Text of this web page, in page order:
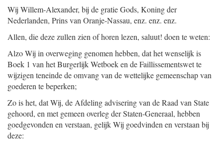
Wij Willem-Alexander, bij de gratie Gods, Koning der
Nederlanden, Prins van Oranje-Nassau, enz. enz. enz.
Allen, die deze zullen zien of horen lezen, saluut! doen te weten:
Alzo Wij in overweging genomen hebben, dat het wenselijk is
Boek 1 van het Burgerlijk Wetboek en de Faillissementswet te
wijzigen teneinde de omvang van de wettelijke gemeenschap van
goederen te beperken;
Zo is het, dat Wij, de Afdeling advisering van de Raad van State
gehoord, en met gemeen overleg der Staten-Generaal, hebben
goedgevonden en verstaan, gelijk Wij goedvinden en verstaan bij
deze: